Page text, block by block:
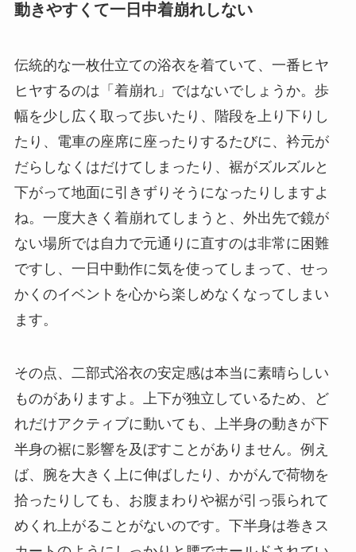
動きやすくて一日中着崩れしない
伝統的な一枚仕立ての浴衣を着ていて、一番ヒヤ
ヒヤするのは「着崩れ」ではないでしょうか。歩
幅を少し広く取って歩いたり、階段を上り下りし
たり、電車の座席に座ったりするたびに、衿元が
だらしなくはだけてしまったり、裾がズルズルと
下がって地面に引きずりそうになったりしますよ
ね。一度大きく着崩れてしまうと、外出先で鏡が
ない場所では自力で元通りに直すのは非常に困難
ですし、一日中動作に気を使ってしまって、せっ
かくのイベントを心から楽しめなくなってしまい
ます。
その点、二部式浴衣の安定感は本当に素晴らしい
ものがありますよ。上下が独立しているため、ど
れだけアクティブに動いても、上半身の動きが下
半身の裾に影響を及ぼすことがありません。例え
ば、腕を大きく上に伸ばしたり、かがんで荷物を
拾ったりしても、お腹まわりや裾が引っ張られて
めくれ上がることがないのです。下半身は巻きス